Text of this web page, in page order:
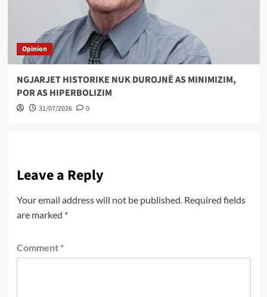
Opinion
NGJARJET HISTORIKE NUK DUROJNË AS MINIMIZIM,
POR AS HIPERBOLIZIM
31/07/2026 0
Leave a Reply
Your email address will not be published. Required fields
are marked *
Comment *